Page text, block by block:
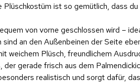
ist so gemütlich, dass
von vorne geschlossen wird –
an den Außenbeinen der Seite
Plüsch, freundlichem
gerade frisch aus dem
realistisch und sorgt dafür,